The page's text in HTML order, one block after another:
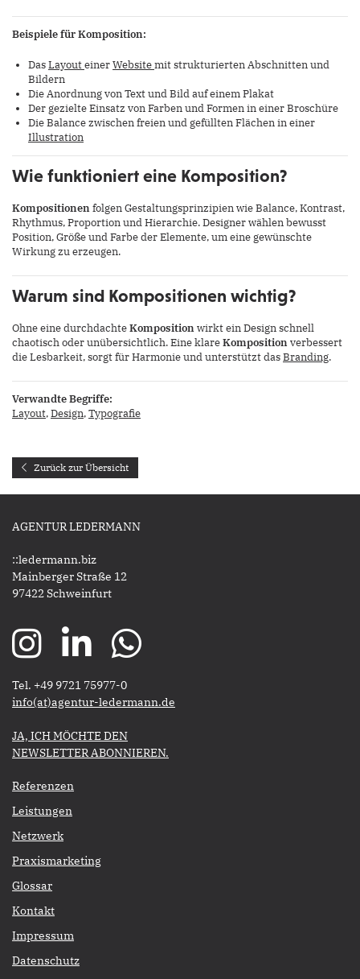
Beispiele für Komposition:
DasLayouteinerWebsitemit strukturierten Abschnitten und
Bildern
Die Anordnung von Text und Bild auf einem Plakat
Der gezielte Einsatz von Farben und Formen in einer Broschüre
Die Balance zwischen freien und gefüllten Flächen in einer
Illustration
Wie funktioniert eine Komposition?
Kompositionenfolgen Gestaltungsprinzipien wie Balance, Kontrast,
Rhythmus, Proportion und Hierarchie. Designer wählen bewusst
Position, Größe und Farbe der Elemente, um eine gewünschte
Wirkung zu erzeugen.
Warum sind Kompositionen wichtig?
Ohne eine durchdachteKompositionwirkt ein Design schnell
chaotisch oder unübersichtlich. Eine klareKompositionverbessert
die Lesbarkeit, sorgt für Harmonie und unterstützt dasBranding.
Verwandte Begriffe:
Layout,Design,Typografie
Zurück zur Übersicht
AGENTUR LEDERMANN
::ledermann.biz
Mainberger Straße 12
97422 Schweinfurt
Tel. +49 9721 75977-0
​​​​​​​info(at)agentur-ledermann.de
​​​​​JA, ICH MÖCHTE DEN
NEWSLETTER ABONNIEREN.​​​​​​​
Referenzen
Leistungen
Netzwerk
Praxismarketing
Glossar
Kontakt
Impressum
Datenschutz